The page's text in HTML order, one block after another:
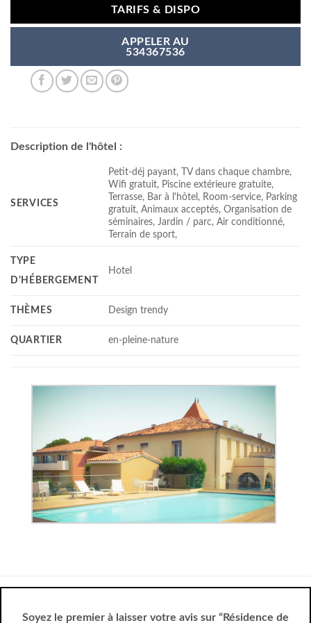
TARIFS & DISPO
APPELER AU
534367536
Description de l'hôtel :
SERVICES
Petit-déj payant, TV dans chaque chambre,
Wifi gratuit, Piscine extérieure gratuite,
Terrasse, Bar à l'hôtel, Room-service, Parking
gratuit, Animaux acceptés, Organisation de
séminaires, Jardin / parc, Air conditionné,
Terrain de sport,
TYPE
D'HÉBERGEMENT
Hotel
THÈMES Design trendy
QUARTIER en-pleine-nature
Soyez le premier à laisser votre avis sur “Résidence de